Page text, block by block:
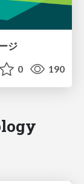
ジ
0 190